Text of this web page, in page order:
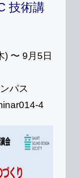
技術講
) 〜 9月5日
パス
4